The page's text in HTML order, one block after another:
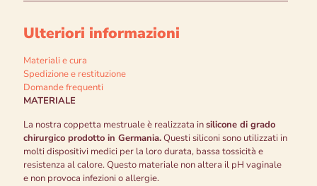
Ulteriori informazioni
Materiali e cura
Spedizione e restituzione
Domande frequenti
MATERIALE
La nostra coppetta mestruale è realizzata insilicone di grado
chirurgico prodotto in Germania.Questi siliconi sono utilizzati in
molti dispositivi medici per la loro durata, bassa tossicità e
resistenza al calore. Questo materiale non altera il pH vaginale
e non provoca infezioni o allergie.